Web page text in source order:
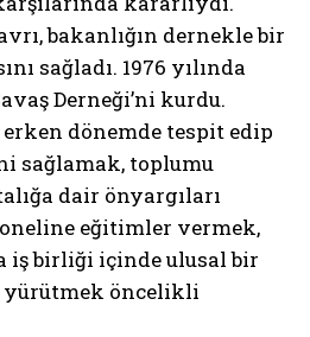
bakanlığın dernekle bir
sağladı. 1976 yılında
Derneği’ni kurdu.
erken dönemde tespit edip
sağlamak, toplumu
dair önyargıları
eğitimler vermek,
iş birliği içinde ulusal bir
yürütmek öncelikli